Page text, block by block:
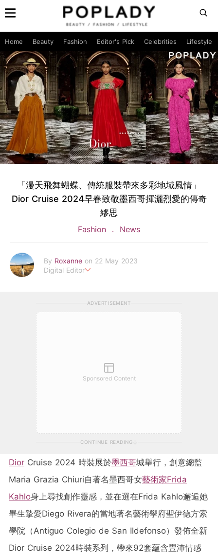
Home Beauty Fashion Editor's Pick Celebrities Lifestyle
「漫天飛舞蝴蝶、傳統服裝帶來多彩地域風情」
Dior Cruise 2024早春致敬墨西哥揮灑烈愛的傳奇
繆思
Fashion News
By Roxanne on 22 May 2023
Digital Editor
roxanne.lee@poplady-mag.com
ADVERTISEMENT
Sponsored Content
CONTINUE READING
Dior Cruise 2024 時裝展於墨西哥城舉行，創意總監
Maria Grazia Chiuri自著名墨西哥女藝術家Frida
Kahlo身上尋找創作靈感，並在選在Frida Kahlo邂逅她
畢生摯愛Diego Rivera的當地著名藝術學府聖伊德方索
學院（Antiguo Colegio de San Ildefonso）發佈全新
Dior Cruise 2024時裝系列，帶來92套蘊含豐沛情感